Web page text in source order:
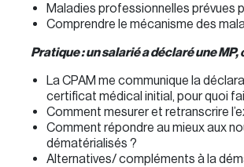
Maladies professionnelles prévues
Comprendre le mécanisme des
Pratique : un salarié a déclaré une
La CPAM me communique la
certificat médical initial, pour quoi
Comment mesurer et retranscrire
Comment répondre au mieux aux
dématérialisés ?
Alternatives/ compléments à la